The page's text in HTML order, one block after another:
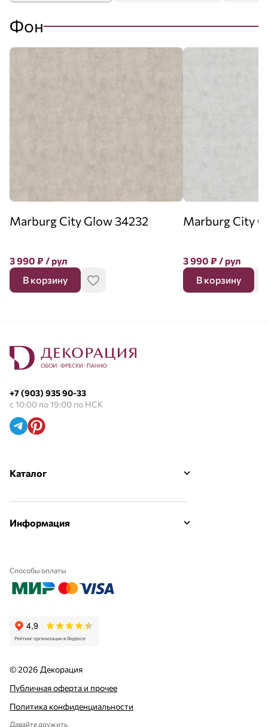
Фон
Marburg City Glow 34232
3 990 ₽ / рул
В корзину
Marburg City
3 990 ₽ / рул
В корзину
+7 (903) 935 90-33
с 10:00 по 19:00 по НСК
Каталог
Информация
Способы оплаты
© 2026 Декорация
Публичная оферта и прочее
Политика конфиденциальности
Давайте дружить